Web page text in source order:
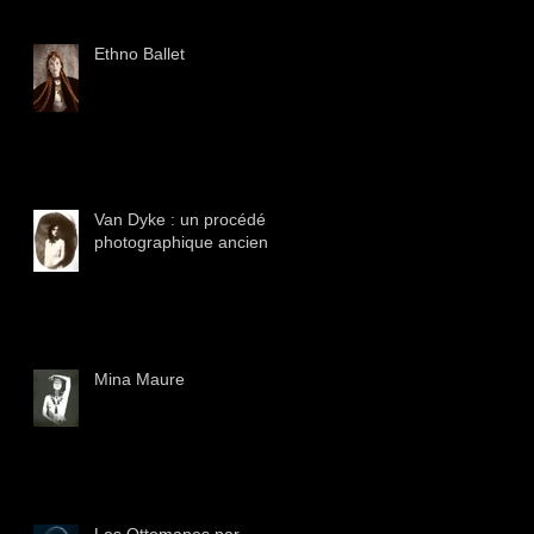
Ethno Ballet
Van Dyke : un procédé
photographique ancien
Mina Maure